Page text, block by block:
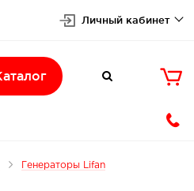
Личный кабинет
 
Генераторы Lifan